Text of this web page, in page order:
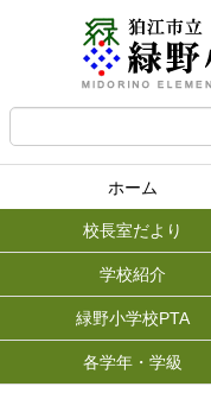
ホーム
校長室だより
学校紹介
緑野小学校PTA
各学年・学級